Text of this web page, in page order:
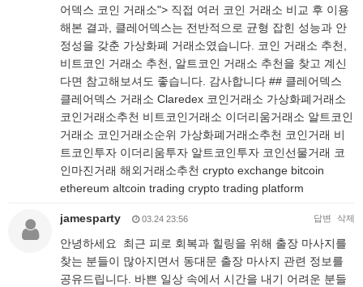
어덱스 코인 거래소"> 직접 여러 코인 거래소 비교 후 이용
해본 결과, 클레어덱스는 전반적으로 균형 잡힌 성능과 안
정성을 갖춘 가상화폐 거래소였습니다. 코인 거래소 추천,
비트코인 거래소 추천, 알트코인 거래소 추천을 찾고 계신
다면 참고해보셔도 좋습니다. 감사합니다 ## 클레어덱스
클레어덱스 거래소 Claredex 코인거래소 가상화폐거래소
코인거래소추천 비트코인거래소 이더리움거래소 알트코인
거래소 코인거래소순위 가상화폐거래소추천 코인거래 비
트코인투자 이더리움투자 알트코인투자 코인선물거래 코
인마진거래 해외거래소추천 crypto exchange bitcoin
ethereum altcoin trading crypto trading platform
jamesparty 03.24 23:56 답변 삭제
안녕하세요 최근 피로 회복과 힐링을 위해 출장 마사지를
찾는 분들이 많아지면서 동대문 출장 마사지 관련 정보를
공유드립니다. 바쁜 일상 속에서 시간을 내기 어려운 분들